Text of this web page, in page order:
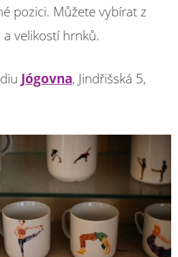
pozici. Můžete vybírat z
velikostí hrnků.
Jógovna, Jindřišská 5,